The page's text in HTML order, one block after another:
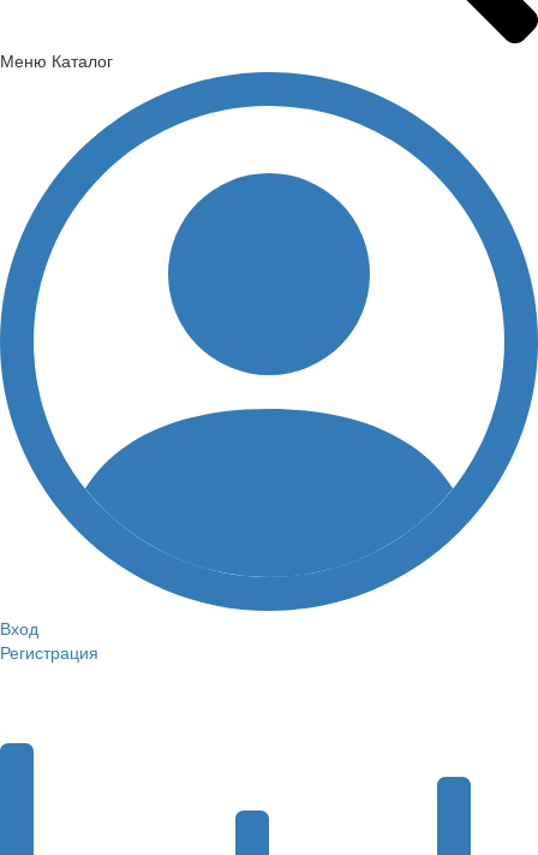
Меню Каталог
Вход
Регистрация